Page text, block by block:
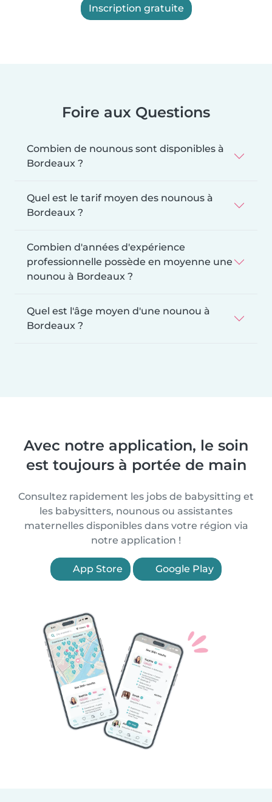
Inscription gratuite
Foire aux Questions
Combien de nounous sont disponibles à
Bordeaux ?
Quel est le tarif moyen des nounous à
Bordeaux ?
Combien d'années d'expérience
professionnelle possède en moyenne une
nounou à Bordeaux ?
Quel est l'âge moyen d'une nounou à
Bordeaux ?
Avec notre application, le soin
est toujours à portée de main
Consultez rapidement les jobs de babysitting et
les babysitters, nounous ou assistantes
maternelles disponibles dans votre région via
notre application !
App Store Google Play